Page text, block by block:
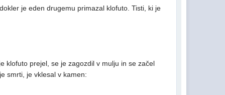
je eden drugemu primazal klofuto. Tisti, ki je
klofuto prejel, se je zagozdil v mulju in se začel
smrti, je vklesal v kamen: